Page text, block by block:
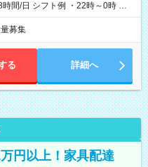
間/日 シフト例 ・22時～0時 入
の上、申請してください。
募集
る 詳細へ
円以上！家具配達